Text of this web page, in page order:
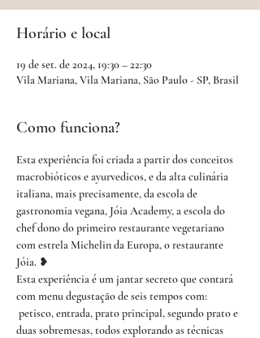
Horário e local
19 de set. de 2024, 19:30 – 22:30
Vila Mariana, Vila Mariana, São Paulo - SP, Brasil
Como funciona?
Esta experiência foi criada a partir dos conceitos
macrobióticos e ayurvedicos, e da alta culinária
italiana, mais precisamente, da escola de
gastronomia vegana, Jóia Academy, a escola do
chef dono do primeiro restaurante vegetariano
com estrela Michelin da Europa, o restaurante
Jóia. ❥
Esta experiência é um jantar secreto que contará
com menu degustação de seis tempos com:
petisco, entrada, prato principal, segundo prato e
duas sobremesas, todos explorando as técnicas